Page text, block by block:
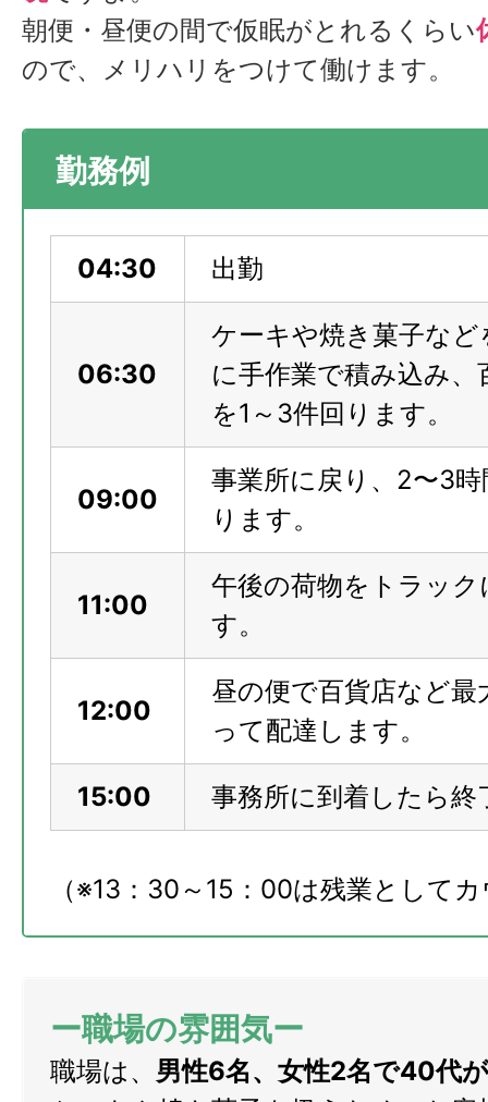
朝便・昼便の間で仮眠がとれるくらい
ので、メリハリをつけて働けます。
勤務例
04:30 出勤
06:30
ケーキや焼き菓子な
に手作業で積み込み、
を1～3件回ります。
09:00
事業所に戻り、2〜3
ります。
11:00
午後の荷物をトラック
す。
12:00
昼の便で百貨店など最
って配達します。
15:00 事務所に到着したら終
（※13：30～15：00は残業として
ー職場の雰囲気ー
職場は、 男性6名、女性2名で40代